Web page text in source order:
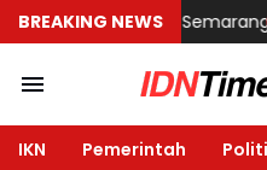
BREAKING NEWS
Rumah di Semarang
IKN Pemerintah